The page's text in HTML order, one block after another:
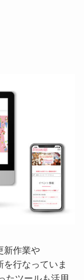
新作業や
行なっていま